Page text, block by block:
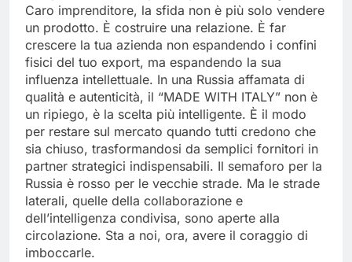
Caro imprenditore, la sfida non è più solo vendere
un prodotto. È costruire una relazione. È far
crescere la tua azienda non espandendo i confini
fisici del tuo export, ma espandendo la sua
influenza intellettuale. In una Russia affamata di
qualità e autenticità, il “MADE WITH ITALY” non è
un ripiego, è la scelta più intelligente. È il modo
per restare sul mercato quando tutti credono che
sia chiuso, trasformandosi da semplici fornitori in
partner strategici indispensabili. Il semaforo per la
Russia è rosso per le vecchie strade. Ma le strade
laterali, quelle della collaborazione e
dell’intelligenza condivisa, sono aperte alla
circolazione. Sta a noi, ora, avere il coraggio di
imboccarle.